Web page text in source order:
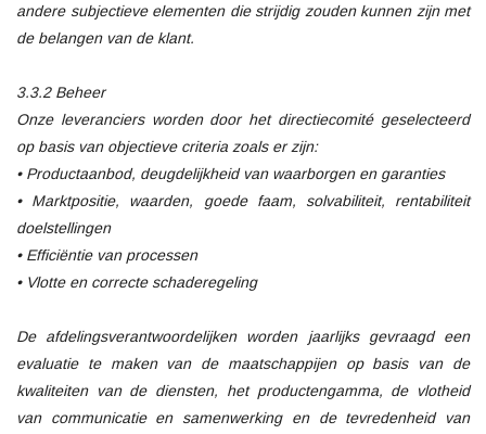
andere subjectieve elementen die strijdig zouden kunnen zijn met
de belangen van de klant.
3.3.2 Beheer
Onze leveranciers worden door het directiecomité geselecteerd
op basis van objectieve criteria zoals er zijn:
• Productaanbod, deugdelijkheid van waarborgen en garanties
• Marktpositie, waarden, goede faam, solvabiliteit, rentabiliteit
doelstellingen
• Efficiëntie van processen
• Vlotte en correcte schaderegeling
De afdelingsverantwoordelijken worden jaarlijks gevraagd een
evaluatie te maken van de maatschappijen op basis van de
kwaliteiten van de diensten, het productengamma, de vlotheid
van communicatie en samenwerking en de tevredenheid van